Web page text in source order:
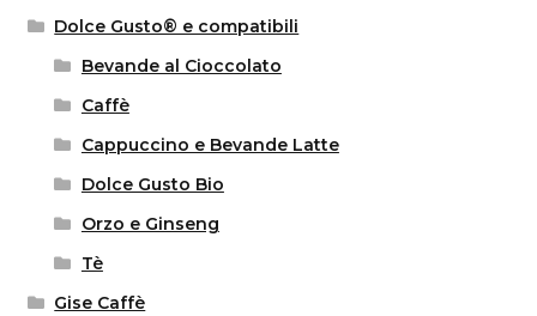
Dolce Gusto® e compatibili
Bevande al Cioccolato
Caffè
Cappuccino e Bevande Latte
Dolce Gusto Bio
Orzo e Ginseng
Tè
Gise Caffè